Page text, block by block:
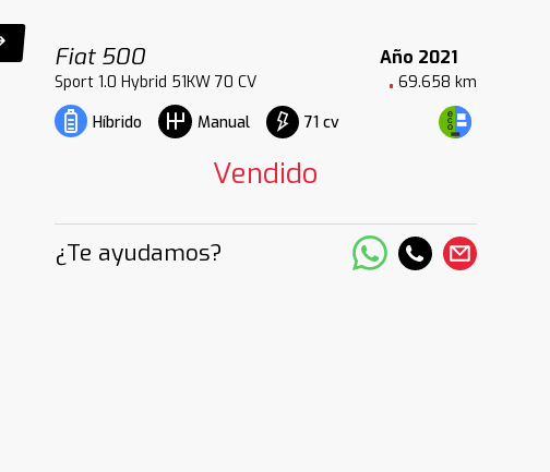
Fiat 500
Año 2021
Sport 1.0 Hybrid 51KW 70 CV
69.658 km
Híbrido
Manual 71 cv
Vendido
¿Te ayudamos?